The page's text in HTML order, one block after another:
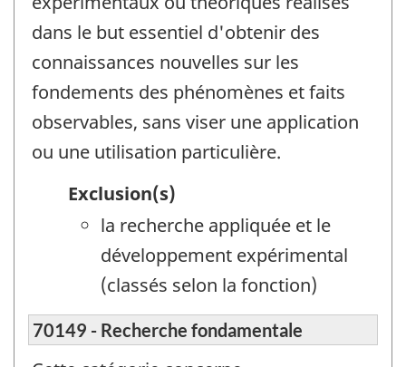
dans le but essentiel d'obtenir des
connaissances nouvelles sur les
fondements des phénomènes et faits
observables, sans viser une application
ou une utilisation particulière.
Exclusion(s)
la recherche appliquée et le
développement expérimental
(classés selon la fonction)
70149 - Recherche fondamentale